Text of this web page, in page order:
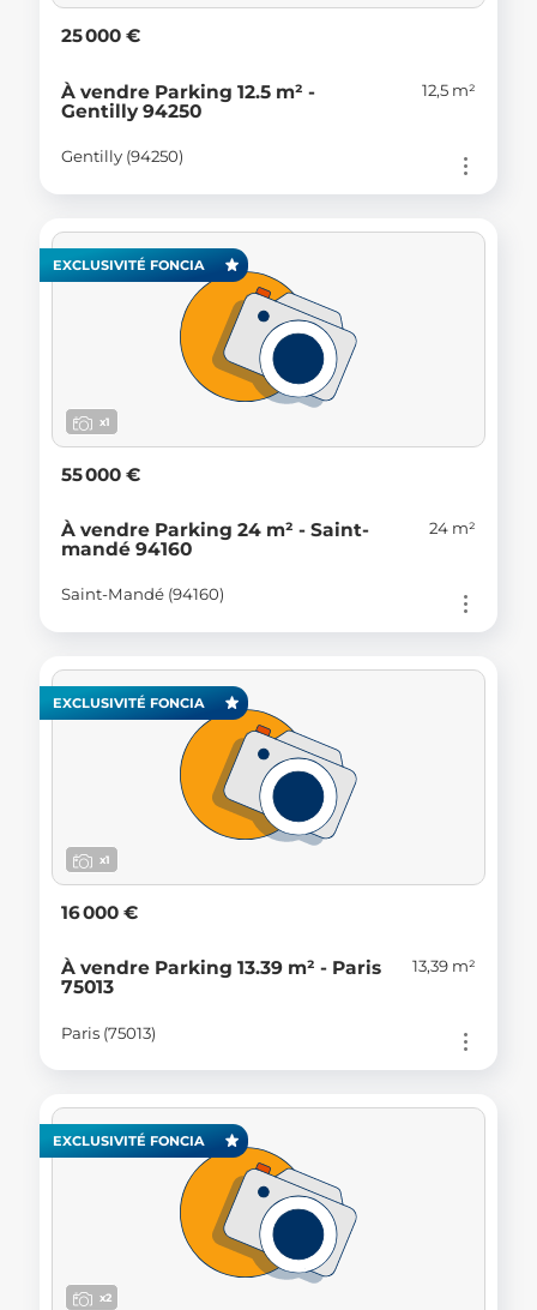
25 000 €
À vendre Parking 12.5 m² -
Gentilly 94250
12,5 m²
Gentilly (94250)
EXCLUSIVITÉ FONCIA
x1
55 000 €
À vendre Parking 24 m² - Saint-
mandé 94160
24 m²
Saint-Mandé (94160)
EXCLUSIVITÉ FONCIA
x1
16 000 €
À vendre Parking 13.39 m² - Paris
75013
13,39 m²
Paris (75013)
EXCLUSIVITÉ FONCIA
x2